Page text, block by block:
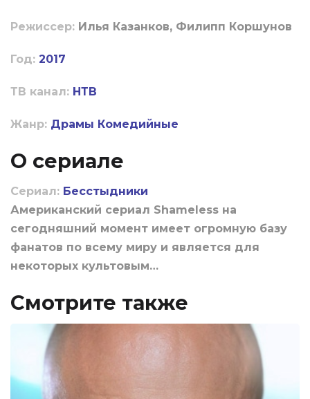
Режиссер: Илья Казанков, Филипп Коршунов
Год: 2017
ТВ канал: НТВ
Жанр: Драмы Комедийные
О сериале
Сериал: Бесстыдники
Американский сериал Shameless на
сегодняшний момент имеет огромную базу
фанатов по всему миру и является для
некоторых культовым…
Смотрите также